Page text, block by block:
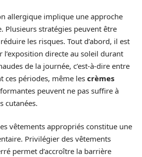
allergique implique une approche
Plusieurs stratégies peuvent être
les risques. Tout d’abord, il est
l’exposition directe au soleil durant
de la journée, c’est-à-dire entre
ces périodes, même les crèmes
peuvent ne pas suffire à
cutanées.
vêtements appropriés constitue une
Privilégier des vêtements
permet d’accroître la barrière